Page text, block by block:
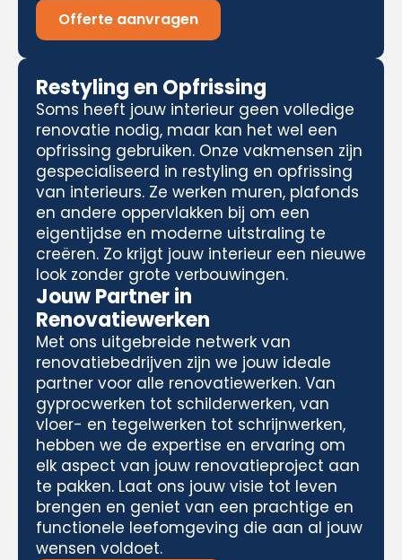
Offerte aanvragen
Restyling en Opfrissing
Soms heeft jouw interieur geen volledige
renovatie nodig, maar kan het wel een
opfrissing gebruiken. Onze vakmensen zijn
gespecialiseerd in restyling en opfrissing
van interieurs. Ze werken muren, plafonds
en andere oppervlakken bij om een
eigentijdse en moderne uitstraling te
creëren. Zo krijgt jouw interieur een nieuwe
look zonder grote verbouwingen.
Jouw Partner in
Renovatiewerken
Met ons uitgebreide netwerk van
renovatiebedrijven zijn we jouw ideale
partner voor alle renovatiewerken. Van
gyprocwerken tot schilderwerken, van
vloer- en tegelwerken tot schrijnwerken,
hebben we de expertise en ervaring om
elk aspect van jouw renovatieproject aan
te pakken. Laat ons jouw visie tot leven
brengen en geniet van een prachtige en
functionele leefomgeving die aan al jouw
wensen voldoet.